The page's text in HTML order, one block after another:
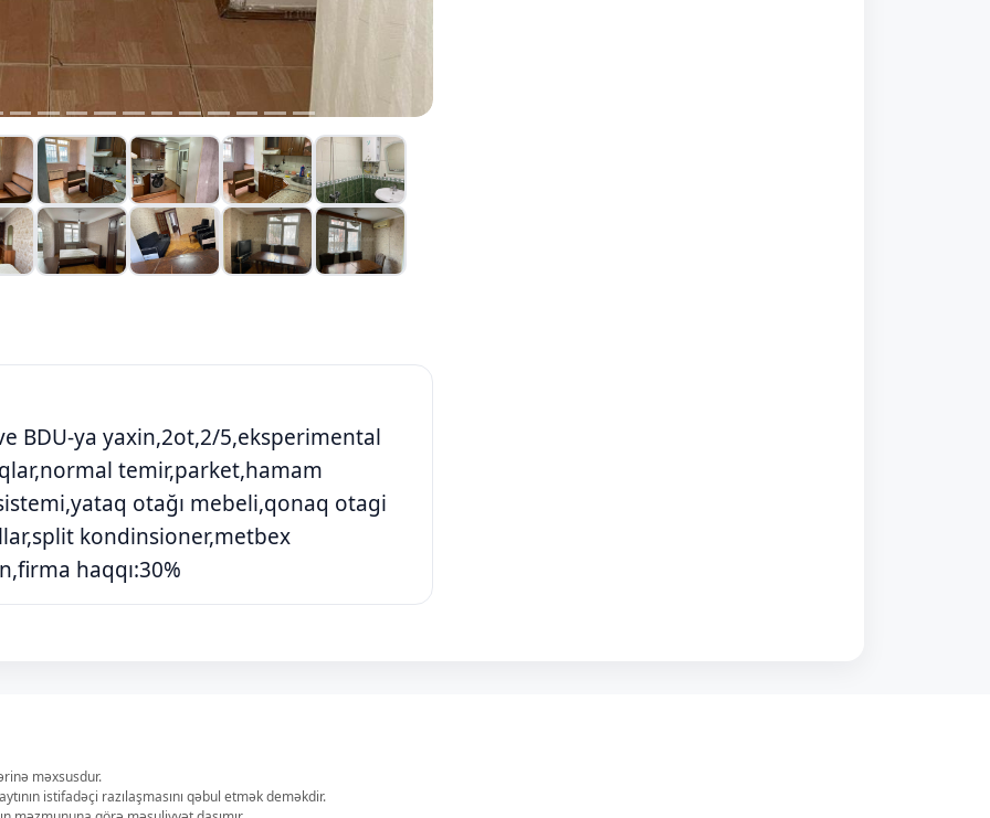
BDU-ya yaxin,2ot,2/5,eksperimental
temir,parket,hamam
otağı mebeli,qonaq otagi
kondinsioner,metbex
haqqı:30%
məxsusdur.
istifadəçi razılaşmasını qəbul etmək deməkdir.